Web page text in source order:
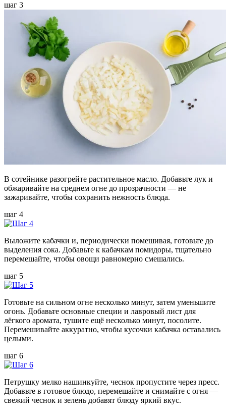
шаг 3
В сотейнике разогрейте растительное масло. Добавьте лук и
обжаривайте на среднем огне до прозрачности — не
зажаривайте, чтобы сохранить нежность блюда.
шаг 4
Выложите кабачки и, периодически помешивая, готовьте до
выделения сока. Добавьте к кабачкам помидоры, тщательно
перемешайте, чтобы овощи равномерно смешались.
шаг 5
Готовьте на сильном огне несколько минут, затем уменьшите
огонь. Добавьте основные специи и лавровый лист для
лёгкого аромата, тушите ещё несколько минут, посолите.
Перемешивайте аккуратно, чтобы кусочки кабачка оставались
целыми.
шаг 6
Петрушку мелко нашинкуйте, чеснок пропустите через пресс.
Добавьте в готовое блюдо, перемешайте и снимайте с огня —
свежий чеснок и зелень добавят блюду яркий вкус.